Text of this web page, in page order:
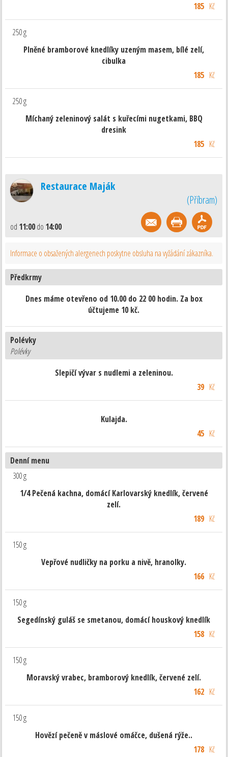
185 Kč
250 g
Plněné bramborové knedlíky uzeným masem, bílé zelí,
cibulka
185 Kč
250 g
Míchaný zeleninový salát s kuřecími nugetkami, BBQ
dresink
185 Kč
Restaurace Maják
(Příbram)
od 11:00do 14:00
Informace o obsažených alergenech poskytne obsluha na vyžádání zákazníka.
Předkrmy
Dnes máme otevřeno od 10.00 do 22 00 hodin. Za box
účtujeme 10 kč.
Polévky
Polévky
Slepičí vývar s nudlemi a zeleninou.
39Kč
Kulajda.
45 Kč
Denní menu
300 g
1/4 Pečená kachna, domácí Karlovarský knedlík, červené
zelí.
189Kč
150 g
Vepřové nudličky na porku a nivě, hranolky.
166 Kč
150 g
Segedínský guláš se smetanou, domácí houskový knedlík
158 Kč
150 g
Moravský vrabec, bramborový knedlík, červené zelí.
162 Kč
150 g
Hovězí pečeně v máslové omáčce, dušená rýže..
178 Kč